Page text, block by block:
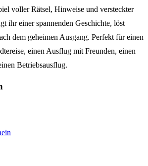
voller Rätsel, Hinweise und versteckter
ihr einer spannenden Geschichte, löst
dem geheimen Ausgang. Perfekt für einen
einen Ausflug mit Freunden, einen
Betriebsausflug.